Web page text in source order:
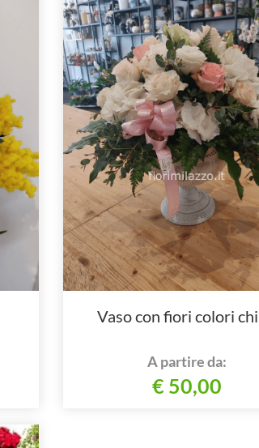
Vaso con fiori colori
A partire da:
€ 50,00